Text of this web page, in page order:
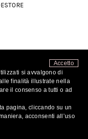
Accetto
si avvalgono di
finalità illustrate nella
il consenso a tutti o ad
pagina, cliccando su un
acconsenti all’uso